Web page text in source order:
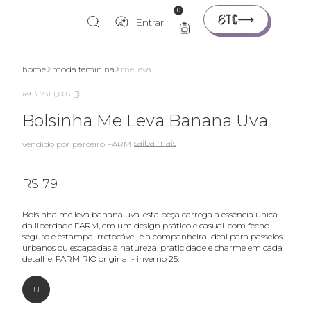
Entrar
0
home moda feminina me leva
ref 357318_0051
Bolsinha Me Leva Banana Uva
vendido por parceiro FARM saiba mais
R$ 79
bolsinha me leva banana uva. esta peça carrega a essência única
da liberdade FARM, em um design prático e casual. com fecho
seguro e estampa irretocável, é a companheira ideal para passeios
urbanos ou escapadas à natureza. praticidade e charme em cada
detalhe. FARM RIO original - inverno 25.
U